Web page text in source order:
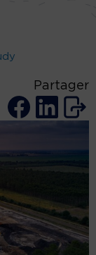
Partager